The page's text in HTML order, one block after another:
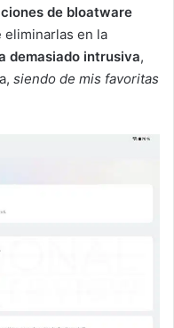
de bloatware
eliminarlas en la
demasiado intrusiva,
siendo de mis favoritas